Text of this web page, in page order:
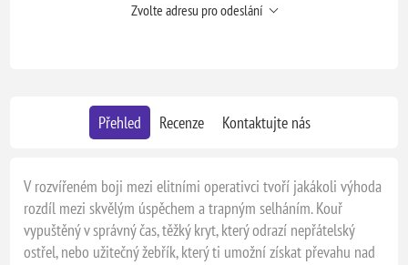
Zvolte adresu pro odeslání
Přehled Recenze Kontaktujte nás
V rozvířeném boji mezi elitními operativci tvoří jakákoli výhoda
rozdíl mezi skvělým úspěchem a trapným selháním. Kouř
vypuštěný v správný čas, těžký kryt, který odrazí nepřátelský
ostřel, nebo užitečný žebřík, který ti umožní získat převahu nad